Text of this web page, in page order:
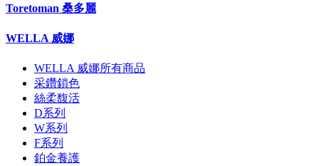
Toretoman 桑多麗
WELLA 威娜
WELLA 威娜所有商品
采鑽鎖色
絲柔馥活
D系列
W系列
F系列
鉑金養護